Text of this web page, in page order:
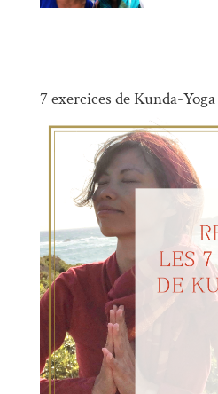
7 exercices de Kunda-Yoga